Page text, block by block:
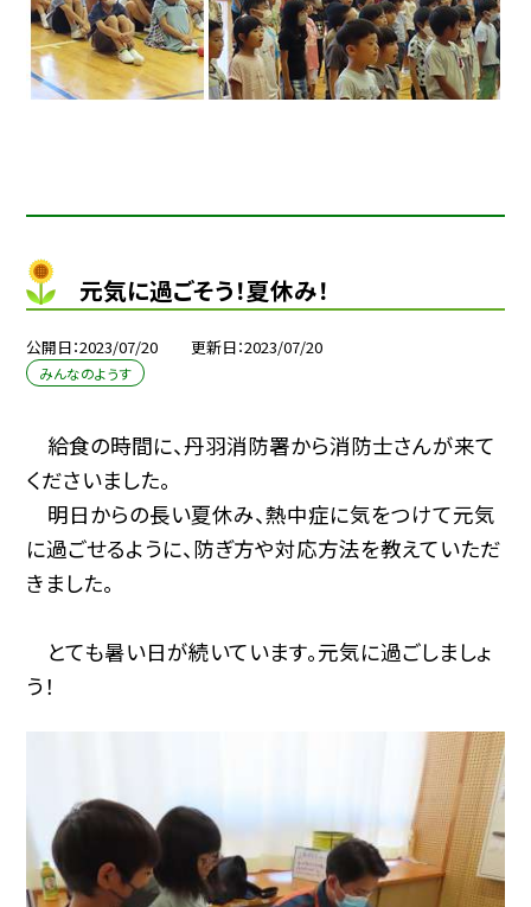
元気に過ごそう！夏休み！
公開日 2023/07/20 更新日 2023/07/20
みんなのようす
給食の時間に、丹羽消防署から消防士さんが来て
くださいました。
明日からの長い夏休み、熱中症に気をつけて元気
に過ごせるように、防ぎ方や対応方法を教えていただ
きました。
とても暑い日が続いています。元気に過ごしましょ
う！